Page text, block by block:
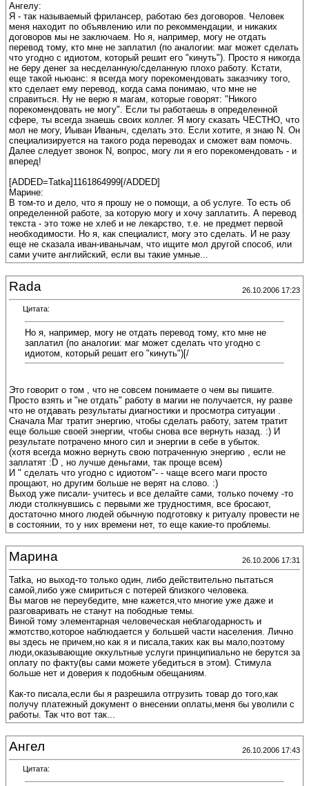
Ангелу:
Я - так называемый фрилансер, работаю без договоров. Человек
меня находит по объявлению или по рекоммендации, и никаких
договоров мы не заключаем. Но я, например, могу не отдать
перевод тому, кто мне не заплатил (по аналогии: маг может сделать
что угодно с идиотом, который решит его "кинуть"). Просто я никогда
не беру денег за несделанную/сделанную плохо работу. Кстати,
еще такой ньюанс: я всегда могу порекомендовать заказчику того,
кто сделает ему перевод, когда сама понимаю, что мне не
справиться. Ну не верю я магам, которые говорят: "Никого
порекомендовать не могу". Если ты работаешь в определенной
сфере, ты всегда знаешь своих коллег. Я могу сказать ЧЕСТНО, что
мол не могу, Иыван Иваныч, сделать это. Если хотите, я знаю N. Он
специализируется на такого рода переводах и сможет вам помочь.
Далее следует звонок N, вопрос, могу ли я его порекомендовать - и
вперед!
[ADDED=Tatka]1161864999[/ADDED]
Марине:
В том-то и дело, что я прошу не о помощи, а об услуге. То есть об
определенной работе, за которую могу и хочу заплатить. А перевод
текста - это тоже не хлеб и не лекарство, т.е. не предмет первой
необходимости. Но я, как специалист, могу это сделать. И не разу
еще не сказала иван-иванычам, что ищите мол другой способ, или
сами учите английский, если вы такие умные...
Rada 26.10.2006 17:23
Цитата:
Но я, например, могу не отдать перевод тому, кто мне не
заплатил (по аналогии: маг может сделать что угодно с
идиотом, который решит его "кинуть")[/
Это говорит о том , что не совсем понимаете о чем вы пишите.
Просто взять и "не отдать" работу в магии не получается, ну разве
что не отдавать результаты диагностики и просмотра ситуации .
Сначала Маг тратит энергию, чтобы сделать работу, затем тратит
еще больше своей энергии, чтобы снова все вернуть назад. :) И
результате потрачено много сил и энергии в себе в убыток.
(хотя всегда можно вернуть свою потраченную энергию , если не
заплатят :D , но лучше деньгами, так проще всем)
И " сделать что угодно с идиотом"- - чаще всего маги просто
прощают, но другим больше не верят на слово. :)
Выход уже писали- учитесь и все делайте сами, только почему -то
люди столкнувшись с первыми же трудностимя, все бросают,
достаточно много людей обычную подготовку к ритуалу провести не
в состоянии, то у них времени нет, то еще какие-то проблемы.
Марина 26.10.2006 17:31
Tatka, но выход-то только один, либо действительно пытаться
самой,либо уже смириться с потерей близкого человека.
Вы магов не переубедите, мне кажется,что многие уже даже и
разговаривать не станут на пободные темы.
Виной тому элементарная человеческая неблагодарность и
жмотство,которое наблюдается у большей части населения. Лично
вы здесь не причем,но как я и писала,таких как вы мало,поэтому
люди,оказывающие оккультные услуги принципиально не берутся за
оплату по факту(вы сами можете убедиться в этом). Стимула
больше нет и доверия к подобным обещаниям.
Как-то писала,если бы я разрешила отгрузить товар до того,как
получу платежный документ о внесении оплаты,меня бы уволили с
работы. Так что вот так...
Ангел 26.10.2006 17:43
Цитата: